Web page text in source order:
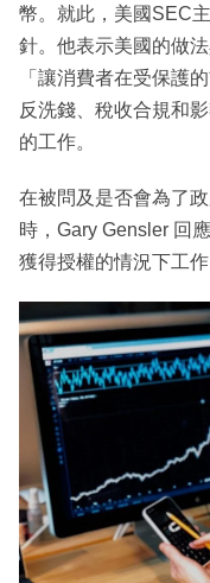
幣。就此，美國SEC
針。他表示美國的做
「讓消費者在受保護
反洗錢、稅收合規和
的工作。
在被問及是否會為了
時，Gary Gensler 回
獲得授權的情況下工作